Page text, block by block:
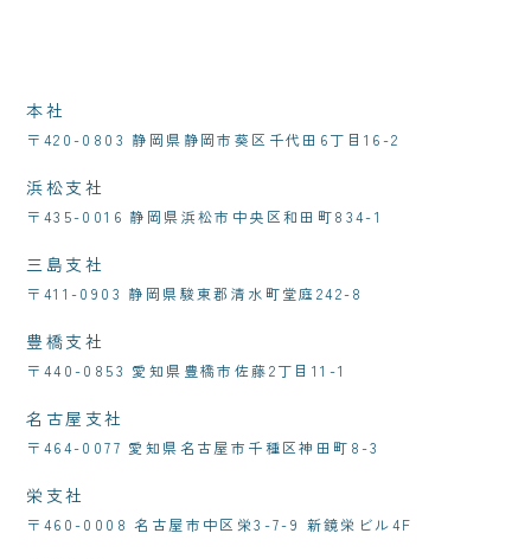
本社
〒420-0803 静岡県静岡市葵区千代田6丁目16-2
浜松支社
〒435-0016 静岡県浜松市中央区和田町834-1
三島支社
〒411-0903 静岡県駿東郡清水町堂庭242-8
豊橋支社
〒440-0853 愛知県豊橋市佐藤2丁目11-1
名古屋支社
〒464-0077 愛知県名古屋市千種区神田町8-3
栄支社
〒460-0008 名古屋市中区栄3-7-9 新鏡栄ビル4F